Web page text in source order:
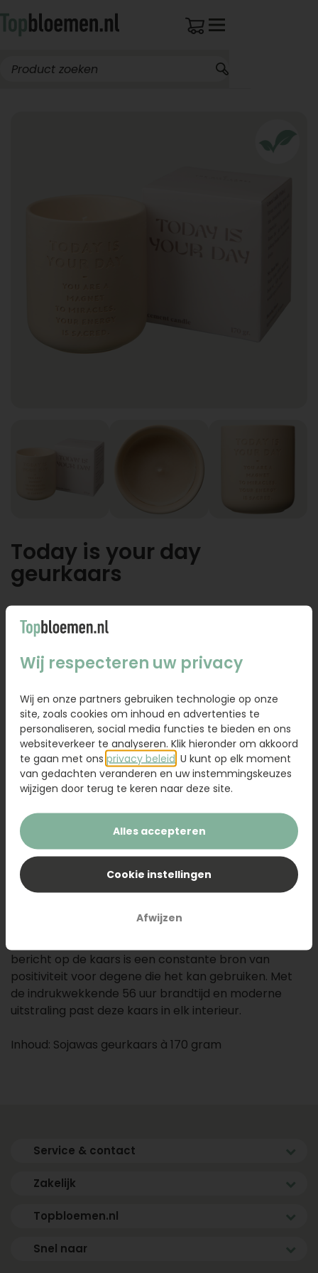
Today is your day
geurkaars
Today is your day geurkaars
Kaartje toevoegen
Voeg een kaart toe met jouw persoonlijke tekst
Voeg toe aan winkelwagen
Geef een geurkaars cadeau voor de bijzondere
momenten. Deze prachtige, handgemaakte
van oranjebloesem en amber zorgt voor een warme
bericht op de kaars is een constante bron van
positiviteit voor degene die het kan gebruiken. Met
de indrukwekkende 56 uur brandtijd en moderne
uitstraling past deze kaars in elk interieur.
Inhoud: Sojawas geurkaars à 170 gram
Service & contact
Zakelijk
Topbloemen.nl
Snel naar
Wij respecteren uw privacy
Wij en onze partners gebruiken technologie op onze
site, zoals cookies om inhoud en advertenties te
personaliseren, social media functies te bieden en ons
websiteverkeer te analyseren. Klik hieronder om akkoord
te gaan met ons privacy beleid . U kunt op elk moment
van gedachten veranderen en uw instemmingskeuzes
wijzigen door terug te keren naar deze site.
Alles accepteren
Cookie instellingen
Afwijzen